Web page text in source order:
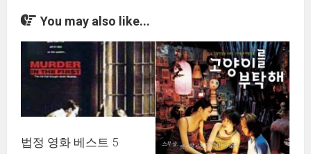
You may also like...
법정 영화 베스트 5